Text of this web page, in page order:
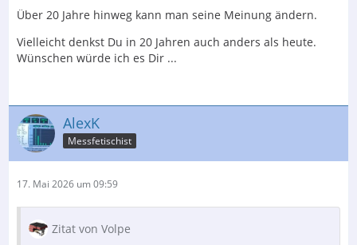
Über 20 Jahre hinweg kann man seine Meinung ändern.
Vielleicht denkst Du in 20 Jahren auch anders als heute.
Wünschen würde ich es Dir ...
AlexK
Messfetischist
17. Mai 2026 um 09:59
Zitat von Volpe